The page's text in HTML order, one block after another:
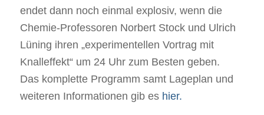
endet dann noch einmal explosiv, wenn die
Chemie-Professoren Norbert Stock und Ulrich
Lüning ihren „experimentellen Vortrag mit
Knalleffekt“ um 24 Uhr zum Besten geben.
Das komplette Programm samt Lageplan und
weiteren Informationen gib es hier.